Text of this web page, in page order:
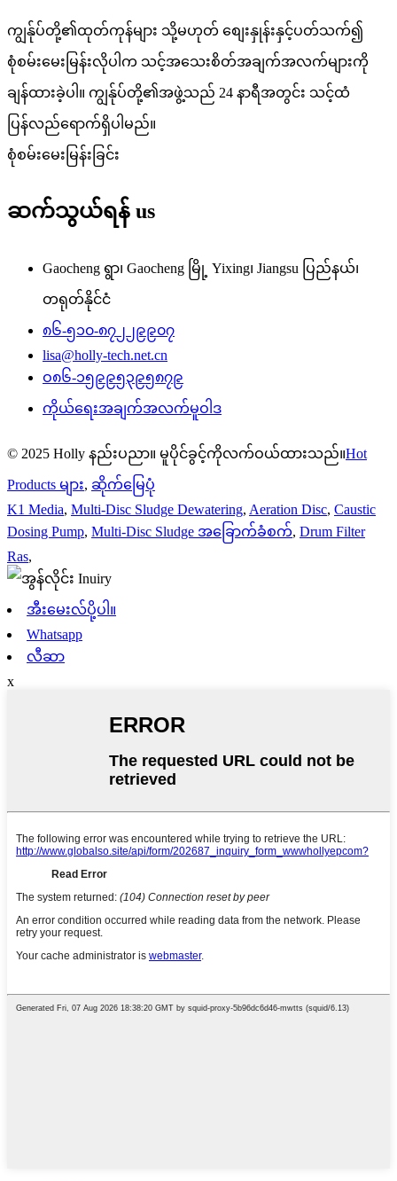
ကျွန်ုပ်တို့၏ထုတ်ကုန်များ သို့မဟုတ် စျေးနှုန်းနှင့်ပတ်သက်၍
စုံစမ်းမေးမြန်းလိုပါက သင့်အသေးစိတ်အချက်အလက်များကို
ချန်ထားခဲ့ပါ။ ကျွန်ုပ်တို့၏အဖွဲ့သည် 24 နာရီအတွင်း သင့်ထံ
ပြန်လည်ရောက်ရှိပါမည်။
စုံစမ်းမေးမြန်းခြင်း
ဆက်သွယ်ရန် us
Gaocheng ရွာ၊ Gaocheng မြို့ Yixing၊ Jiangsu ပြည်နယ်၊
တရုတ်နိုင်ငံ
၈၆-၅၁၀-၈၇၂၂၉၉၀၇
lisa@holly-tech.net.cn
ဝ၈၆-၁၅၉၉၅၃၉၅၈၇၉
ကိုယ်ရေးအချက်အလက်မူဝါဒ
© 2025 Holly နည်းပညာ။ မူပိုင်ခွင့်ကိုလက်ဝယ်ထားသည်။Hot
Products များ, ဆိုက်မြေပုံ
K1 Media, Multi-Disc Sludge Dewatering, Aeration Disc, Caustic
Dosing Pump, Multi-Disc Sludge အခြောက်ခံစက်, Drum Filter
Ras,
အီးမေးလ်ပို့ပါ။
Whatsapp
လီဆာ
x